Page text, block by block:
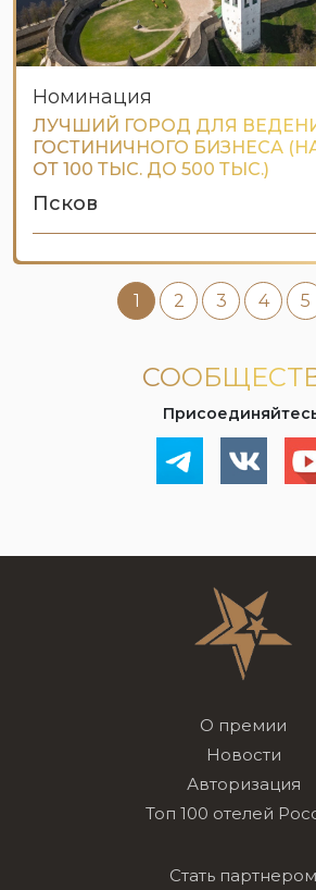
Номинация
ЛУЧШИЙ ГОРОД ДЛЯ
ГОСТИНИЧНОГО БИЗНЕСА
ОТ 100 ТЫС. ДО 500 ТЫС.)
Псков
1 2 3 4 5
О премии
Новости
Авторизация
Топ 100 отелей
Стать партнером